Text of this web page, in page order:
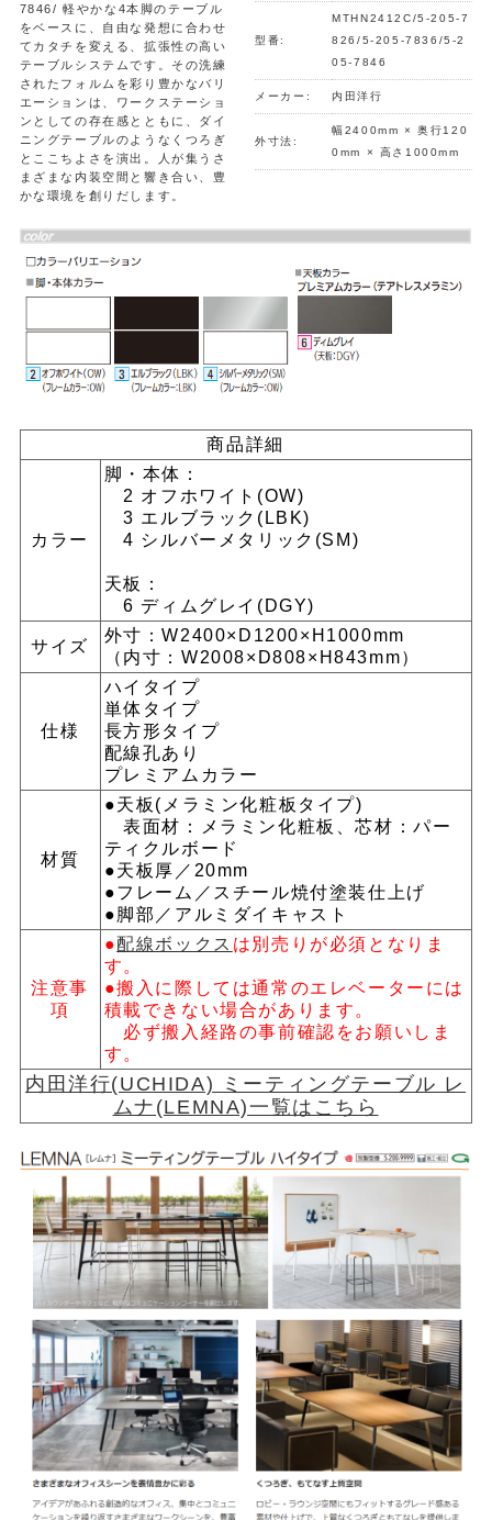
7846/ 軽やかな4本脚のテーブル
をベースに、自由な発想に合わせ
てカタチを変える、拡張性の高い
テーブルシステムです。その洗練
されたフォルムを彩り豊かなバリ
エーションは、ワークステーショ
ンとしての存在感とともに、ダイ
ニングテーブルのようなくつろぎ
とここちよさを演出。人が集うさ
まざまな内装空間と響き合い、豊
かな環境を創りだします。
型番:
MTHN2412C/5-205-7
826/5-205-7836/5-2
05-7846
メーカー: 内田洋行
外寸法:
幅2400mm × 奥行120
0mm × 高さ1000mm
商品詳細
カラー
脚・本体：
2 オフホワイト(OW)
3 エルブラック(LBK)
4 シルバーメタリック(SM)
天板：
6 ディムグレイ(DGY)
サイズ
外寸：W2400×D1200×H1000mm
（内寸：W2008×D808×H843mm）
仕様
ハイタイプ
単体タイプ
長方形タイプ
配線孔あり
プレミアムカラー
材質
●天板(メラミン化粧板タイプ)
表面材：メラミン化粧板、芯材：パー
ティクルボード
●天板厚／20mm
●フレーム／スチール焼付塗装仕上げ
●脚部／アルミダイキャスト
注意事
項
●配線ボックス は別売りが必須となりま
す。
●搬入に際しては通常のエレベーターには
積載できない場合があります。
必ず搬入経路の事前確認をお願いしま
す。
内田洋行(UCHIDA) ミーティングテーブル レ
ムナ(LEMNA)一覧はこちら